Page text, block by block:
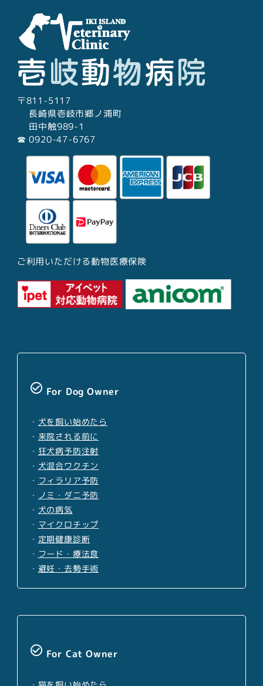
〒811-5117
長崎県壱岐市郷ノ浦町
田中触989-1
☎︎ 0920-47-6767
ご利用いただける動物医療保険
check_circle_outline For Dog Owner
・ 犬を飼い始めたら
・ 来院される前に
・ 狂犬病予防注射
・ 犬混合ワクチン
・ フィラリア予防
・ ノミ・ダニ予防
・ 犬の病気
・ マイクロチップ
・ 定期健康診断
・ フード・療法食
・ 避妊・去勢手術
check_circle_outline For Cat Owner